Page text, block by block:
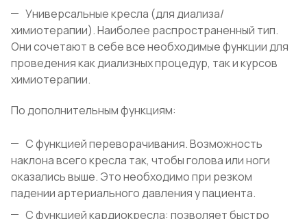
Универсальные кресла (для диализа/
химиотерапии). Наиболее распространенный тип.
Они сочетают в себе все необходимые функции для
проведения как диализных процедур, так и курсов
химиотерапии.
По дополнительным функциям:
С функцией переворачивания. Возможность
наклона всего кресла так, чтобы голова или ноги
оказались выше. Это необходимо при резком
падении артериального давления у пациента.
С функцией кардиокресла: позволяет быстро